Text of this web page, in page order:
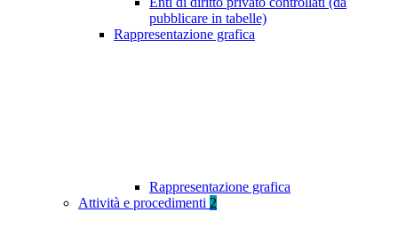
pubblicare in tabelle)
Rappresentazione grafica
Rappresentazione grafica
Attività e procedimenti 2